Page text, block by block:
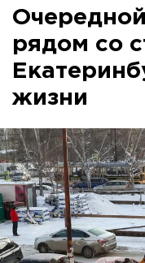
рядом со
жизни